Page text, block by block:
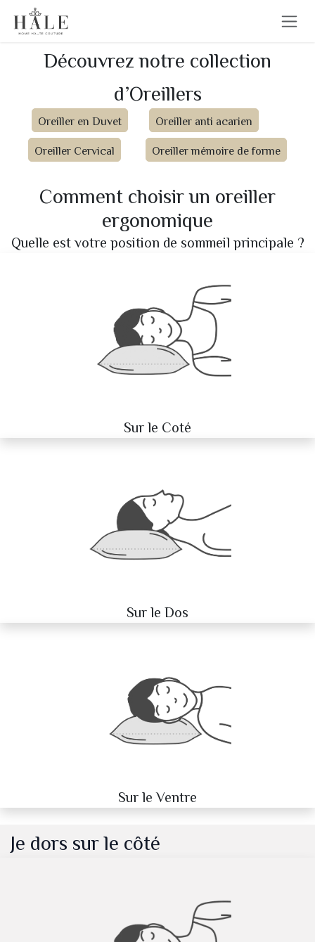
Se rendre au contenu
Découvrez notre collection
d’Oreillers
Oreiller en Duvet Oreiller anti acarien
Oreiller Cervical Oreiller mémoire de forme
Comment choisir un oreiller
ergonomique
Quelle est votre position de sommeil principale ?
Sur le Coté
Sur le Dos
Sur le Ventre
Je dors sur le côté